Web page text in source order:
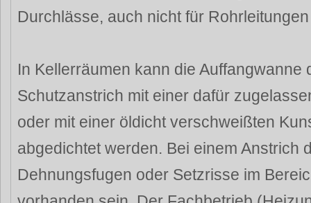
Durchlässe, auch nicht für
In Kellerräumen kann die Auffangwanne
Schutzanstrich mit einer dafür
oder mit einer öldicht verschweißten
abgedichtet werden. Bei einem Anstrich
Dehnungsfugen oder Setzrisse im